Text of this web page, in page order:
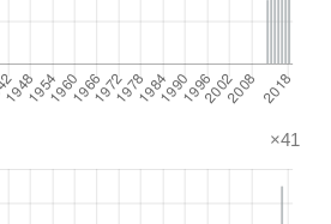
×41